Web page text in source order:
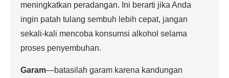
meningkatkan peradangan. Ini berarti jika Anda
ingin patah tulang sembuh lebih cepat, jangan
sekali-kali mencoba konsumsi alkohol selama
proses penyembuhan.
Garam—batasilah garam karena kandungan